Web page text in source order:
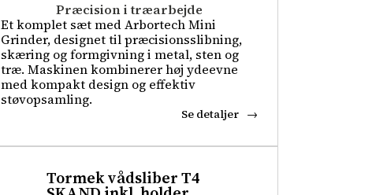
Præcision i træarbejde
Et komplet sæt med Arbortech Mini
Grinder, designet til præcisionsslibning,
skæring og formgivning i metal, sten og
træ. Maskinen kombinerer høj ydeevne
med kompakt design og effektiv
støvopsamling.
Se detaljer
Tormek vådsliber T4